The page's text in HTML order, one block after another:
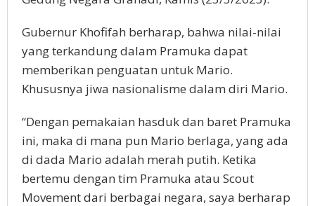
Gubernur Khofifah berharap, bahwa nilai-nilai
yang terkandung dalam Pramuka dapat
memberikan penguatan untuk Mario.
Khususnya jiwa nasionalisme dalam diri Mario.
“Dengan pemakaian hasduk dan baret Pramuka
ini, maka di mana pun Mario berlaga, yang ada
di dada Mario adalah merah putih. Ketika
bertemu dengan tim Pramuka atau Scout
Movement dari berbagai negara, saya berharap